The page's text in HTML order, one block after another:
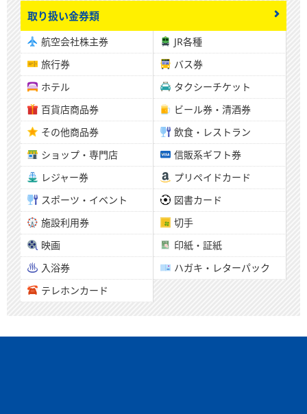
取り扱い金券類
航空会社株主券
JR各種
旅行券
バス券
ホテル
タクシーチケット
百貨店商品券
ビール券・清酒券
その他商品券
飲食・レストラン
ショップ・専門店
信販系ギフト券
レジャー券
プリペイドカード
スポーツ・イベント
図書カード
施設利用券
切手
映画
印紙・証紙
入浴券
ハガキ・レターパック
テレホンカード